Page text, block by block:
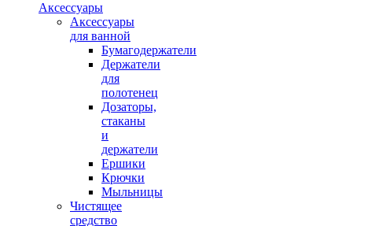
Аксессуары
Аксессуары
для ванной
Бумагодержатели
Держатели
для
полотенец
Дозаторы,
стаканы
и
держатели
Ершики
Крючки
Мыльницы
Чистящее
средство